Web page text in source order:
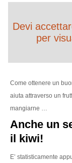
Devi
per
Come ottenere un
aiuta attraverso un
mangiarne …
Anche un
il kiwi!
E’ statisticamente